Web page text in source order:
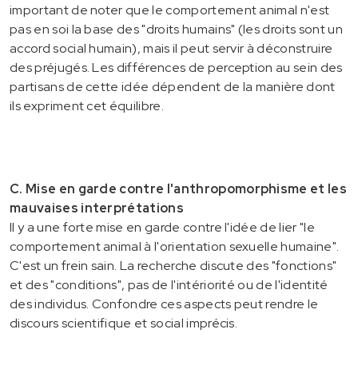
important de noter que le comportement animal n'est
pas en soi la base des "droits humains" (les droits sont un
accord social humain), mais il peut servir à déconstruire
des préjugés. Les différences de perception au sein des
partisans de cette idée dépendent de la manière dont
ils expriment cet équilibre.
C. Mise en garde contre l'anthropomorphisme et les
mauvaises interprétations
Il y a une forte mise en garde contre l'idée de lier "le
comportement animal à l'orientation sexuelle humaine".
C'est un frein sain. La recherche discute des "fonctions"
et des "conditions", pas de l'intériorité ou de l'identité
des individus. Confondre ces aspects peut rendre le
discours scientifique et social imprécis.